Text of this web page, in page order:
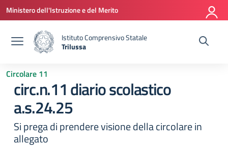
Vai ai contenuti
Vai al menu di navigazione
Vai al footer
Ministero dell'Istruzione e del Merito
Istituto Comprensivo Statale
Trilussa
Circolare 11
circ.n.11 diario scolastico
a.s.24.25
Si prega di prendere visione della circolare in
allegato